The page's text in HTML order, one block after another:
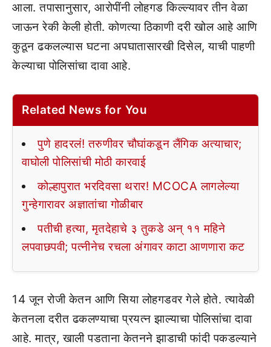
आला. तपासानुसार, आरोपींनी लोहगड किल्ल्यावर तीन वेळा
जाऊन रेकी केली होती. कोणत्या ठिकाणी दरी खोल आहे आणि
कुठून ढकलल्यास घटना अपघातासारखी दिसेल, याची पाहणी
केल्याचा पोलिसांचा दावा आहे.
Related News for You
पुणे हादरलं! तरुणीवर चौघांकडून लैंगिक अत्याचार;
वाघोली पोलिसांची मोठी कारवाई
कोल्हापुरात भरदिवसा थरार! MCOCA लागलेल्या
गुन्हेगारावर अज्ञातांचा गोळीबार
पतीची हत्या, मृतदेहाचे ३ तुकडे अन् ११ महिने
लपवाछपवी; पत्नीनेच रचला अंगावर काटा आणणारा कट
14 जून रोजी केतन आणि सिया लोहगडवर गेले होते. त्यावेळी
केतनला दरीत ढकलण्याचा प्रयत्न झाल्याचा पोलिसांचा दावा
आहे. मात्र, खाली पडताना केतनने झाडाची फांदी पकडल्याने